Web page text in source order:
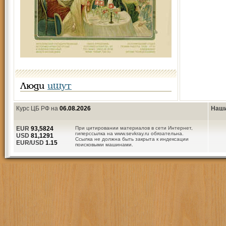
Люди ищут
Курс ЦБ РФ на 06.08.2026
При цитировании материалов в сети Интернет,
гиперссылка на www.sevkray.ru обязательна.
Ссылка не должна быть закрыта к индексации
поисковыми машинами.
EUR 93,5824
USD 81,1291
EUR/USD 1.15